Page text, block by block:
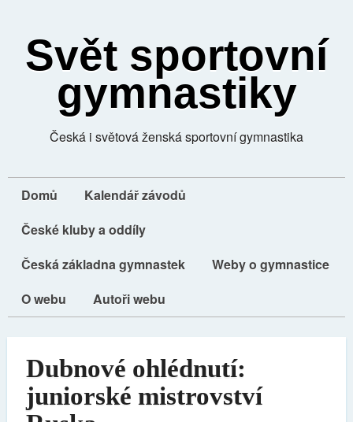
Svět sportovní
gymnastiky
Česká i světová ženská sportovní gymnastika
Domů
Kalendář závodů
České kluby a oddíly
Česká základna gymnastek
Weby o gymnastice
O webu
Autoři webu
Dubnové ohlédnutí:
juniorské mistrovství